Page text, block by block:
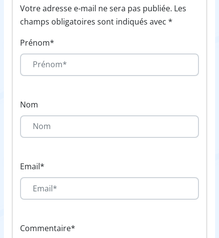
Votre adresse e-mail ne sera pas publiée. Les
champs obligatoires sont indiqués avec *
Prénom*
Nom
Email*
Commentaire*